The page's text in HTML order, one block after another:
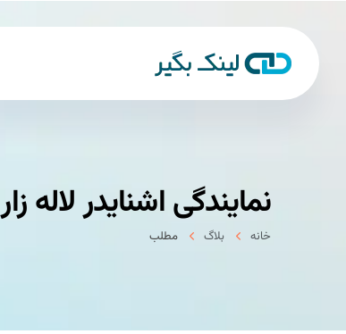
نمایندگی اشنایدر لاله زار
خانه بلاگ مطلب